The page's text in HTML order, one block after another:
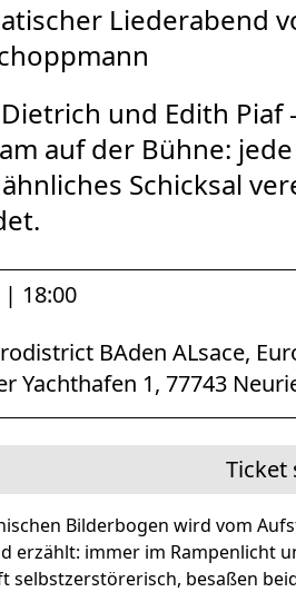
Stücke
Ensemble
Theater BAden
Services
Liederabend
und Edith
auf der Bühne:
Schicksal
| 18:00
BAden ALsace,
Yachthafen 1, 77743
Ticket
Bilderbogen wird vom
erzählt: immer im Rampenlicht
selbstzerstörerisch, besaßen